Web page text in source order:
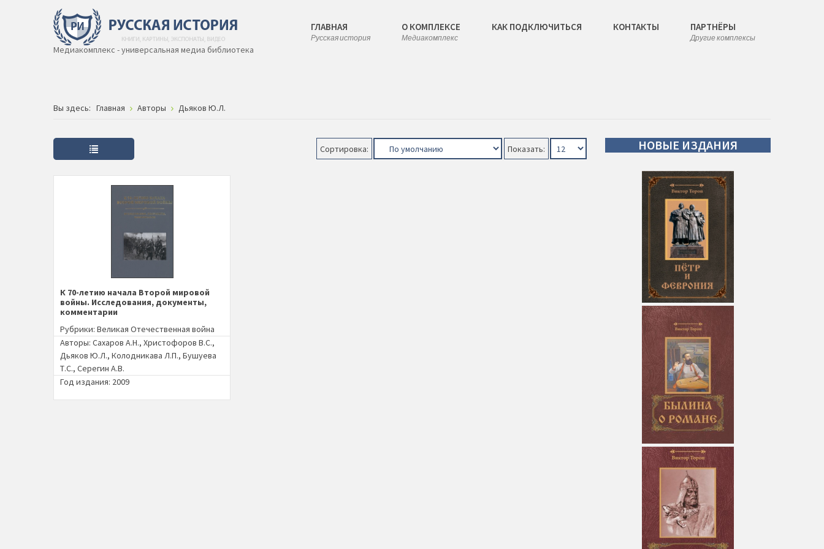
Медиакомплекс - универсальная медиа библиотека
ГЛАВНАЯ
Русская история
О КОМПЛЕКСЕ
Медиакомплекс
КАК ПОДКЛЮЧИТЬСЯ КОНТАКТЫ ПАРТНЁРЫ
Другие комплексы
Вы здесь: Главная Авторы Дьяков Ю.Л.
Сортировка: Показать:
К 70-летию начала Второй мировой
войны. Исследования, документы,
комментарии
Рубрики: Великая Отечественная война
Авторы: Сахаров А.Н., Христофоров В.С.,
Дьяков Ю.Л., Колодникава Л.П., Бушуева
Т.С., Серегин А.В.
Год издания: 2009
НОВЫЕ ИЗДАНИЯ